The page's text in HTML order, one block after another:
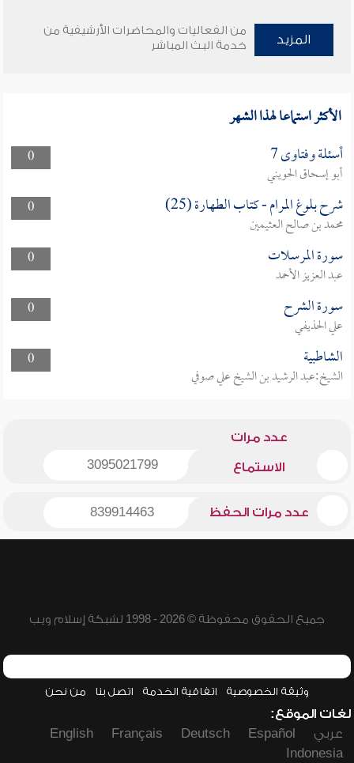
المزيد
من الفعاليات والمحاضرات الأرشيفية من
خدمة البث المباشر
الأكثر استماعا لهذا الشهر
0 أسئلة وفتاوى 7
أبو إسحاق الحويني
0
شرح بلوغ المرام - كتاب الطهارة (25)
محمد بن صالح العثيمين
0
سورة المرسلات
عبد العزيز الأحمد
0
سورة الشرح
علي الحذيفي
0
الشاطبية
الشيخ:عبد الرشيد بن الشيخ علي صوفي
عدد مرات
الاستماع 3095021799
عدد مرات الحفظ 839914463
جميع الحقوق محفوظة © 2026 - 1998 لشبكة إسلام ويب
وثيقة الخصوصية اتفاقية الخدمة اتصل بنا من نحن
لغات الموقع:
عربي
Español
Deutsch
Français
English
Indonesia